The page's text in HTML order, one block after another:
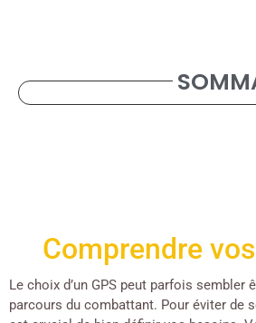
Comprendre
Le choix d’un GPS peut parfois sembler
parcours du combattant. Pour éviter de